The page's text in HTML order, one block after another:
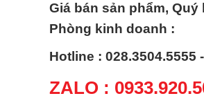
Giá bán sản phẩm,
Phòng kinh doanh :
Hotline : 028.3504.5555
ZALO :